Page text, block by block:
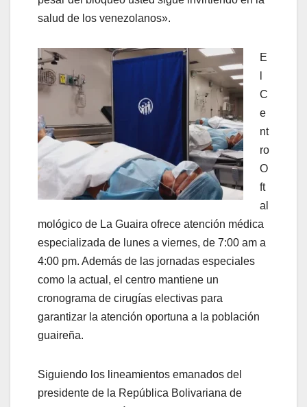
salud de los venezolanos».
E
C
e
nt
ro
O
ft
al
mológico de La Guaira ofrece atención médica
especializada de lunes a viernes, de 7:00 am a
4:00 pm. Además de las jornadas especiales
como la actual, el centro mantiene un
cronograma de cirugías electivas para
garantizar la atención oportuna a la población
guaireña.
Siguiendo los lineamientos emanados del
presidente de la República Bolivariana de